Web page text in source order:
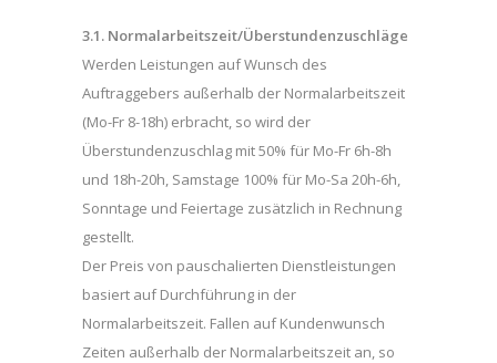
3.1. Normalarbeitszeit/Überstundenzuschläge
Werden Leistungen auf Wunsch des
Auftraggebers außerhalb der Normalarbeitszeit
(Mo-Fr 8-18h) erbracht, so wird der
Überstundenzuschlag mit 50% für Mo-Fr 6h-8h
und 18h-20h, Samstage 100% für Mo-Sa 20h-6h,
Sonntage und Feiertage zusätzlich in Rechnung
gestellt.
Der Preis von pauschalierten Dienstleistungen
basiert auf Durchführung in der
Normalarbeitszeit. Fallen auf Kundenwunsch
Zeiten außerhalb der Normalarbeitszeit an, so